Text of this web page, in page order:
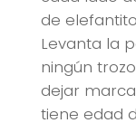
de
Levanta la
ningún
dejar
tiene edad